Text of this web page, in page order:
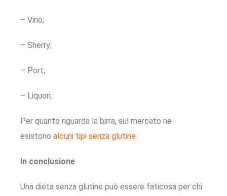
– Vino;
– Sherry;
– Port;
– Liquori.
Per quanto riguarda la birra, sul mercato ne
esistono alcuni tipi senza glutine.
In conclusione
Una dieta senza glutine può essere faticosa per chi